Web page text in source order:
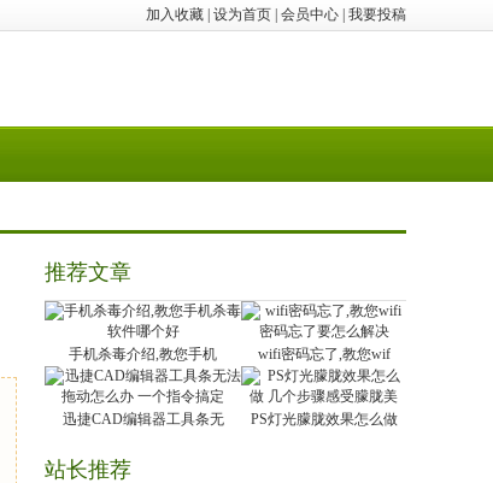
加入收藏 设为首页 会员中心 我要投稿
推荐文章
手机杀毒介绍,教您手机 wifi密码忘了,教您wif
迅捷CAD编辑器工具条无 PS灯光朦胧效果怎么做
站长推荐